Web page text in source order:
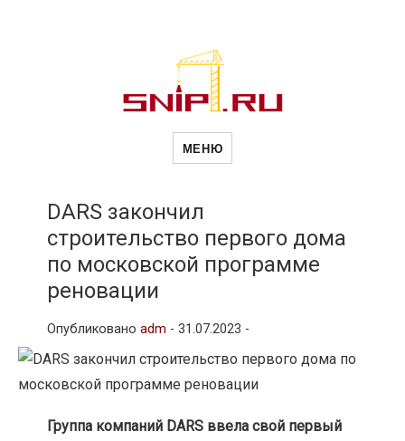
Новости
и
МЕНЮ
DARS закончил
строительство первого дома
по московской программе
реновации
Опубликовано adm - 31.07.2023 -
Группа компаний DARS ввела свой первый